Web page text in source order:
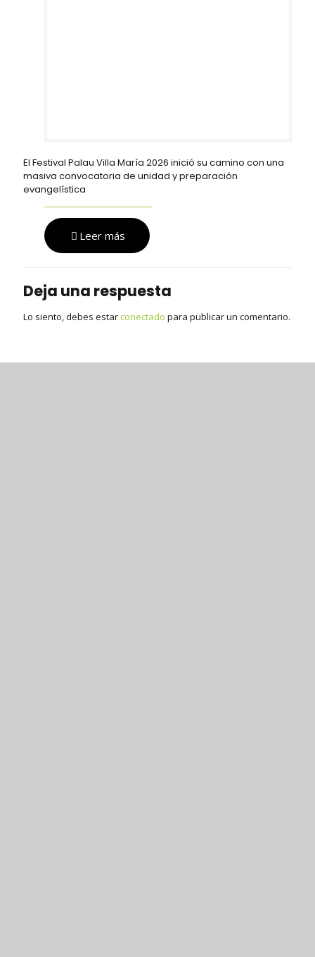
El Festival Palau Villa María 2026 inició su camino con una
masiva convocatoria de unidad y preparación
evangelística
Leer más
Deja una respuesta
Lo siento, debes estar conectado para publicar un comentario.